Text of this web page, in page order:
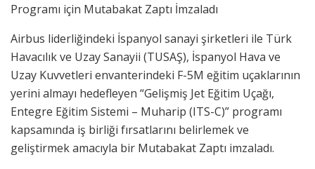
Programı için Mutabakat Zaptı İmzaladı
Airbus liderliğindeki İspanyol sanayi şirketleri ile Türk
Havacılık ve Uzay Sanayii (TUSAŞ), İspanyol Hava ve
Uzay Kuvvetleri envanterindeki F-5M eğitim uçaklarının
yerini almayı hedefleyen “Gelişmiş Jet Eğitim Uçağı,
Entegre Eğitim Sistemi – Muharip (ITS-C)” programı
kapsamında iş birliği fırsatlarını belirlemek ve
geliştirmek amacıyla bir Mutabakat Zaptı imzaladı.